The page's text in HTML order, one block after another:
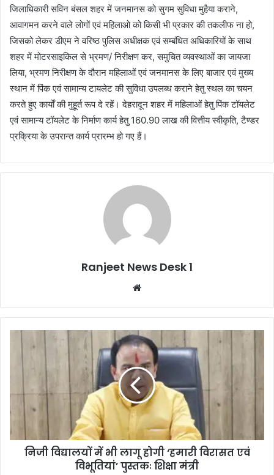
जिलाधिकारी सविन बंसल शहर में जनमानस को सुगम सुविधा मुहैया कराने,
आवागमन करने वाले लोगों एवं महिलाओ को किसी भी प्रकार की तकलीफ ना हो,
जिसको लेकर डीएम ने वरिष्ठ पुलिस अधीक्षक एवं सम्बंधित अधिकारियों के साथ
शहर में मोटरसाइकिल से भ्रमण/ निरीक्षण कर, समुचित व्यवस्थाओं का जायजा
लिया, भ्रमण निरीक्षण के दौरान महिलाओं एवं जनमानस के लिए बाजार एवं मुख्य
स्थान में पिंक एवं सामान्य टायलेट की सुविधा उपलब्ध कराने हेतु स्थल का चयन
करते हुए कार्यों की मुहूर्त रूप दे रहें। देहरादून शहर में महिलाओं हेतु पिंक टॉयलेट
एवं सामान्य टॉयलेट के निर्माण कार्य हेतु 160.90 लाख की वित्तीय स्वीकृति, टैण्डर
प्रक्रिया के उपरान्त कार्य प्रारम्भ हो गए हैं।
Ranjeet News Desk 1
te
निजी विद्यालयों में भी लागू होगी ‘हमारी विरासत एवं
विभूतियां’ पुस्तकः शिक्षा मंत्री